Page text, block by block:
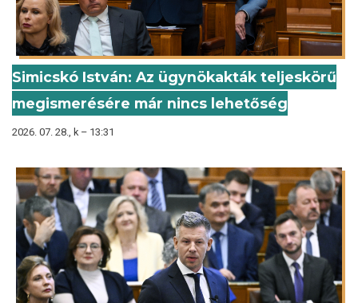
Simicskó István: Az ügynökakták teljeskörű
megismerésére már nincs lehetőség
2026. 07. 28., k – 13:31